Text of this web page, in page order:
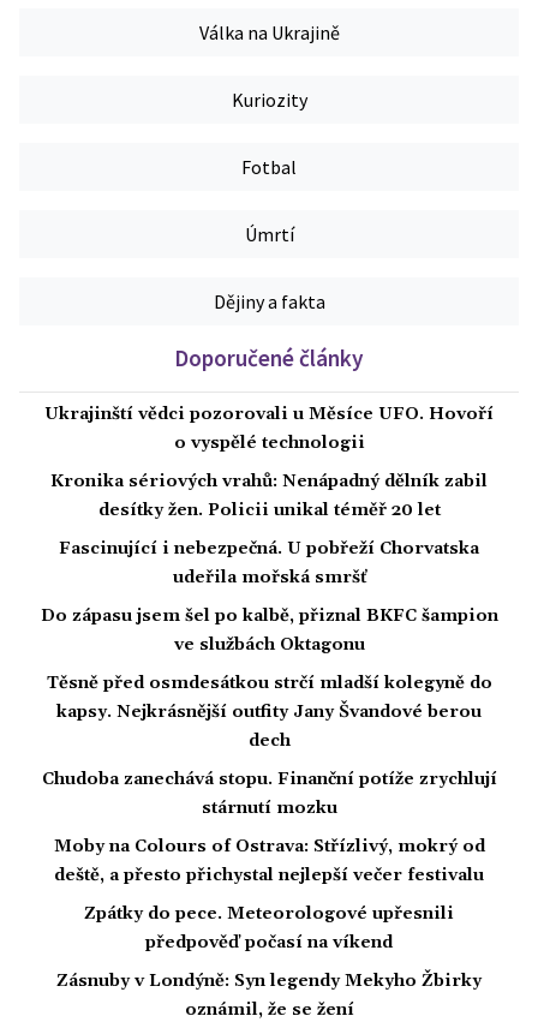
Válka na Ukrajině
Kuriozity
Fotbal
Úmrtí
Dějiny a fakta
Doporučené články
Ukrajinští vědci pozorovali u Měsíce UFO. Hovoří
o vyspělé technologii
Kronika sériových vrahů: Nenápadný dělník zabil
desítky žen. Policii unikal téměř 20 let
Fascinující i nebezpečná. U pobřeží Chorvatska
udeřila mořská smršť
Do zápasu jsem šel po kalbě, přiznal BKFC šampion
ve službách Oktagonu
Těsně před osmdesátkou strčí mladší kolegyně do
kapsy. Nejkrásnější outfity Jany Švandové berou
dech
Chudoba zanechává stopu. Finanční potíže zrychlují
stárnutí mozku
Moby na Colours of Ostrava: Střízlivý, mokrý od
deště, a přesto přichystal nejlepší večer festivalu
Zpátky do pece. Meteorologové upřesnili
předpověď počasí na víkend
Zásnuby v Londýně: Syn legendy Mekyho Žbirky
oznámil, že se žení